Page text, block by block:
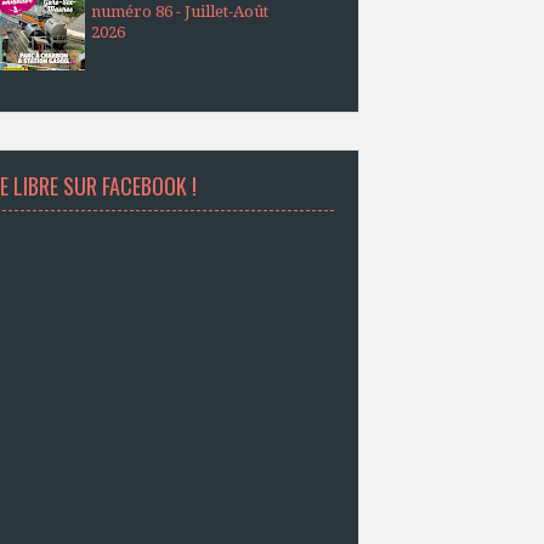
numéro 86 - Juillet-Août
2026
LIBRE SUR FACEBOOK !